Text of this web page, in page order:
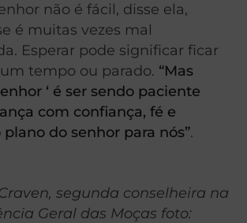
não é fácil, disse ela,
é muitas vezes mal
Esperar pode significar ficar
tempo ou parado. “Mas
‘ é ser sendo paciente
com confiança, fé e
do senhor para nós”.
segunda conselheira na
Geral das Moças foto: